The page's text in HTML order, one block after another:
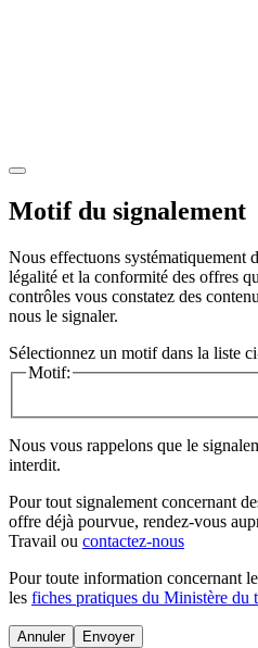
Motif du signalement
Nous effectuons systématiquement
légalité et la conformité des offres
contrôles vous constatez des
nous le signaler.
Sélectionnez un motif dans la liste
Motif:
Nous vous rappelons que le
interdit.
Pour tout signalement concernant
offre déjà pourvue, rendez-vous
Travail ou contactez-nous
Pour toute information concernant le
les fiches pratiques du Ministère du
Annuler